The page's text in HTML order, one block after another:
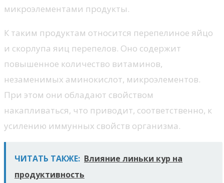
микроэлементами продукты.
К таким продуктам относится перепелиное яйцо
и скорлупа яиц перепелов. Оно содержит
повышенное количество витаминов,
незаменимых аминокислот, микроэлементов.
При этом они обладают свойством
накапливаться, что приводит, соответственно, к
усилению иммунных свойств организма.
ЧИТАТЬ ТАКЖЕ: Влияние линьки кур на
продуктивность